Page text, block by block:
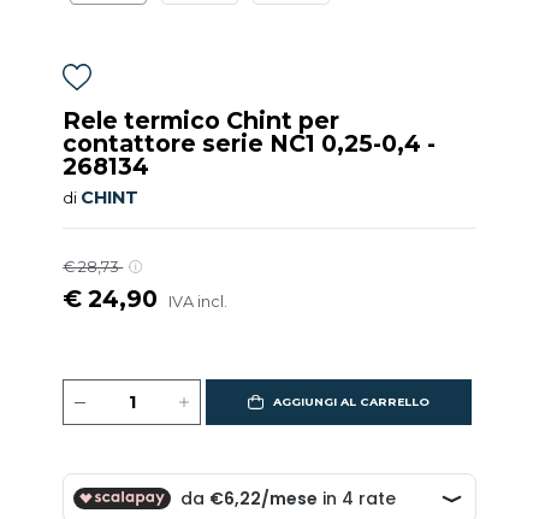
Rele termico Chint per
contattore serie NC1 0,25-0,4 -
268134
di CHINT
€ 28,73
€ 24,90 IVA incl.
AGGIUNGI AL CARRELLO